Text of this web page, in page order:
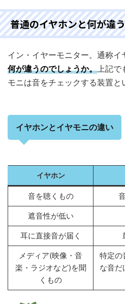
普通のイヤホンと何が違
イン・イヤーモニター。通称イ
何が違うのでしょうか。上記で
モニは音をチェックする装置と
イヤホンとイヤモニの違い
イヤホン
音を聴くもの
遮音性が低い
耳に直接音が届く
メディア(映像・音
楽・ラジオなど)を聞
くもの
特定の
な音だ